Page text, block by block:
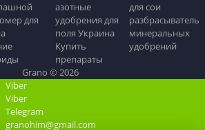
для
азотные
удобрения для
поля Украина
Купить
препараты
для сои
разбрасыватель
минеральных
удобрений
Grano © 2026
Viber
Viber
Telegram
granohim@gmail.com